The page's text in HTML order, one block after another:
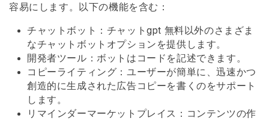
容易にします。以下の機能を含む：
チャットボット：チャットgpt 無料以外のさまざま
なチャットボットオプションを提供します。
開発者ツール：ボットはコードを記述できます。
コピーライティング：ユーザーが簡単に、迅速かつ
創造的に生成された広告コピーを書くのをサポート
します。
リマインダーマーケットプレイス：コンテンツの作